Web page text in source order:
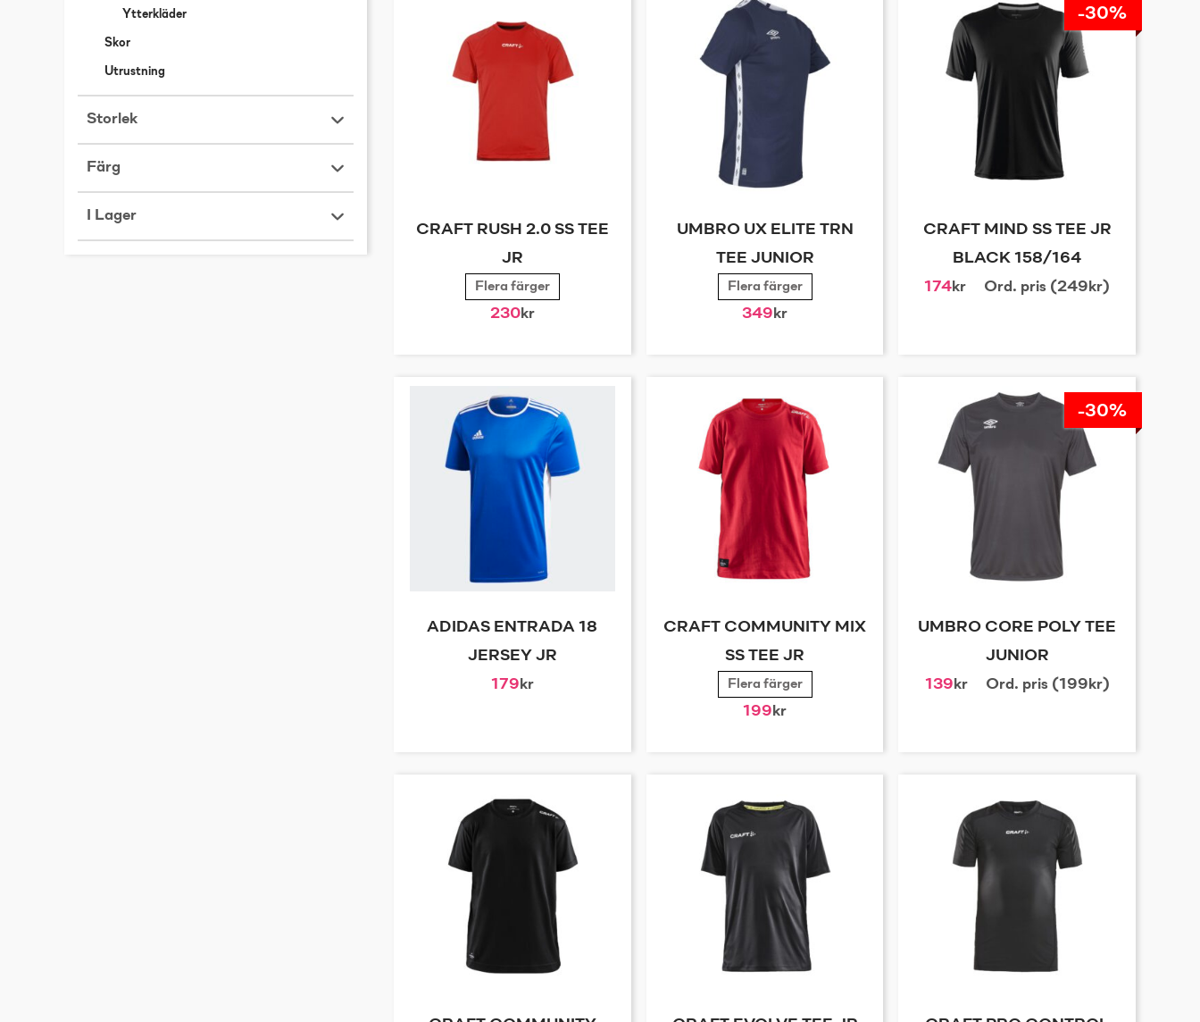
Ytterkläder
Skor
Utrustning
Storlek
Färg
I Lager
CRAFT RUSH 2.0 SS TEE
JR
Flera färger
230kr
UMBRO UX ELITE TRN
TEE JUNIOR
Flera färger
349kr
-30%
CRAFT MIND SS TEE JR
BLACK 158/164
174kr Ord. pris (249kr)
ADIDAS ENTRADA 18
JERSEY JR
179kr
CRAFT COMMUNITY MIX
SS TEE JR
Flera färger
199kr
-30%
UMBRO CORE POLY TEE
JUNIOR
139kr Ord. pris (199kr)